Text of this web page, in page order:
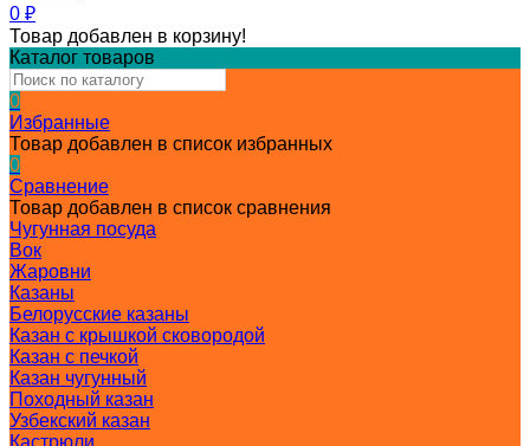
0 ₽
Товар добавлен в корзину!
Каталог товаров
0
Избранные
Товар добавлен в список избранных
0
Сравнение
Товар добавлен в список сравнения
Чугунная посуда
Вок
Жаровни
Казаны
Белорусские казаны
Казан с крышкой сковородой
Казан с печкой
Казан чугунный
Походный казан
Узбекский казан
Кастрюли